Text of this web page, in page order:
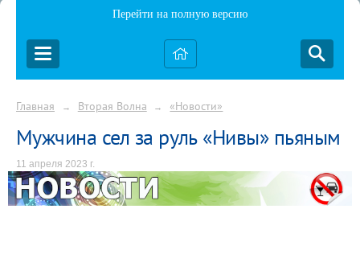
Перейти на полную версию
Главная → Вторая Волна → «Новости»
Мужчина сел за руль «Нивы» пьяным
11 апреля 2023 г.